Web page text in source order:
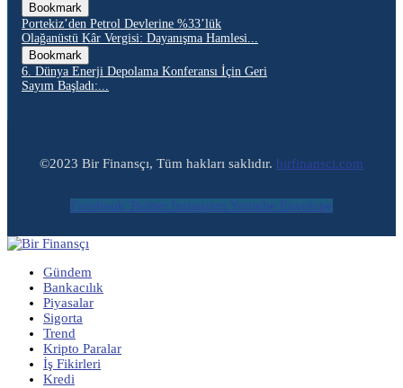
Bookmark
Portekiz’den Petrol Devlerine %33’lük
Olağanüstü Kâr Vergisi: Dayanışma Hamlesi...
Bookmark
6. Dünya Enerji Depolama Konferansı İçin Geri
Sayım Başladı:...
©2023 Bir Finansçı, Tüm hakları saklıdır. birfinansci.com
Facebook Twitter Instagram Youtube Envelope
Gündem
Bankacılık
Piyasalar
Sigorta
Trend
Kripto Paralar
İş Fikirleri
Kredi